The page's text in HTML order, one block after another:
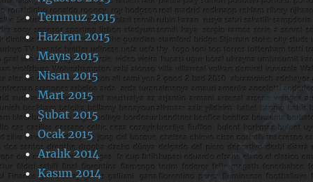
Temmuz 2015
Haziran 2015
Mayıs 2015
Nisan 2015
Mart 2015
Şubat 2015
Ocak 2015
Aralık 2014
Kasım 2014